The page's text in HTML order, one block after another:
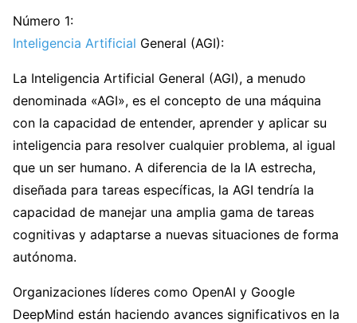
Número 1:
Inteligencia Artificial General (AGI):
La Inteligencia Artificial General (AGI), a menudo
denominada «AGI», es el concepto de una máquina
con la capacidad de entender, aprender y aplicar su
inteligencia para resolver cualquier problema, al igual
que un ser humano. A diferencia de la IA estrecha,
diseñada para tareas específicas, la AGI tendría la
capacidad de manejar una amplia gama de tareas
cognitivas y adaptarse a nuevas situaciones de forma
autónoma.
Organizaciones líderes como OpenAI y Google
DeepMind están haciendo avances significativos en la